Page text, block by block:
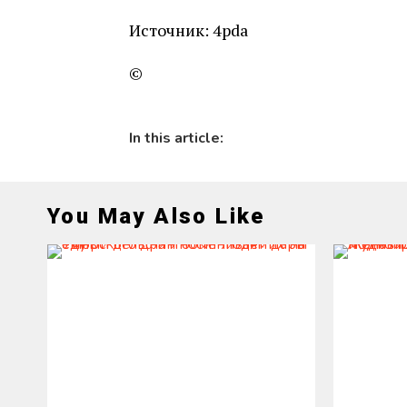
Источник: 4pda
©
In this article:
You May Also Like